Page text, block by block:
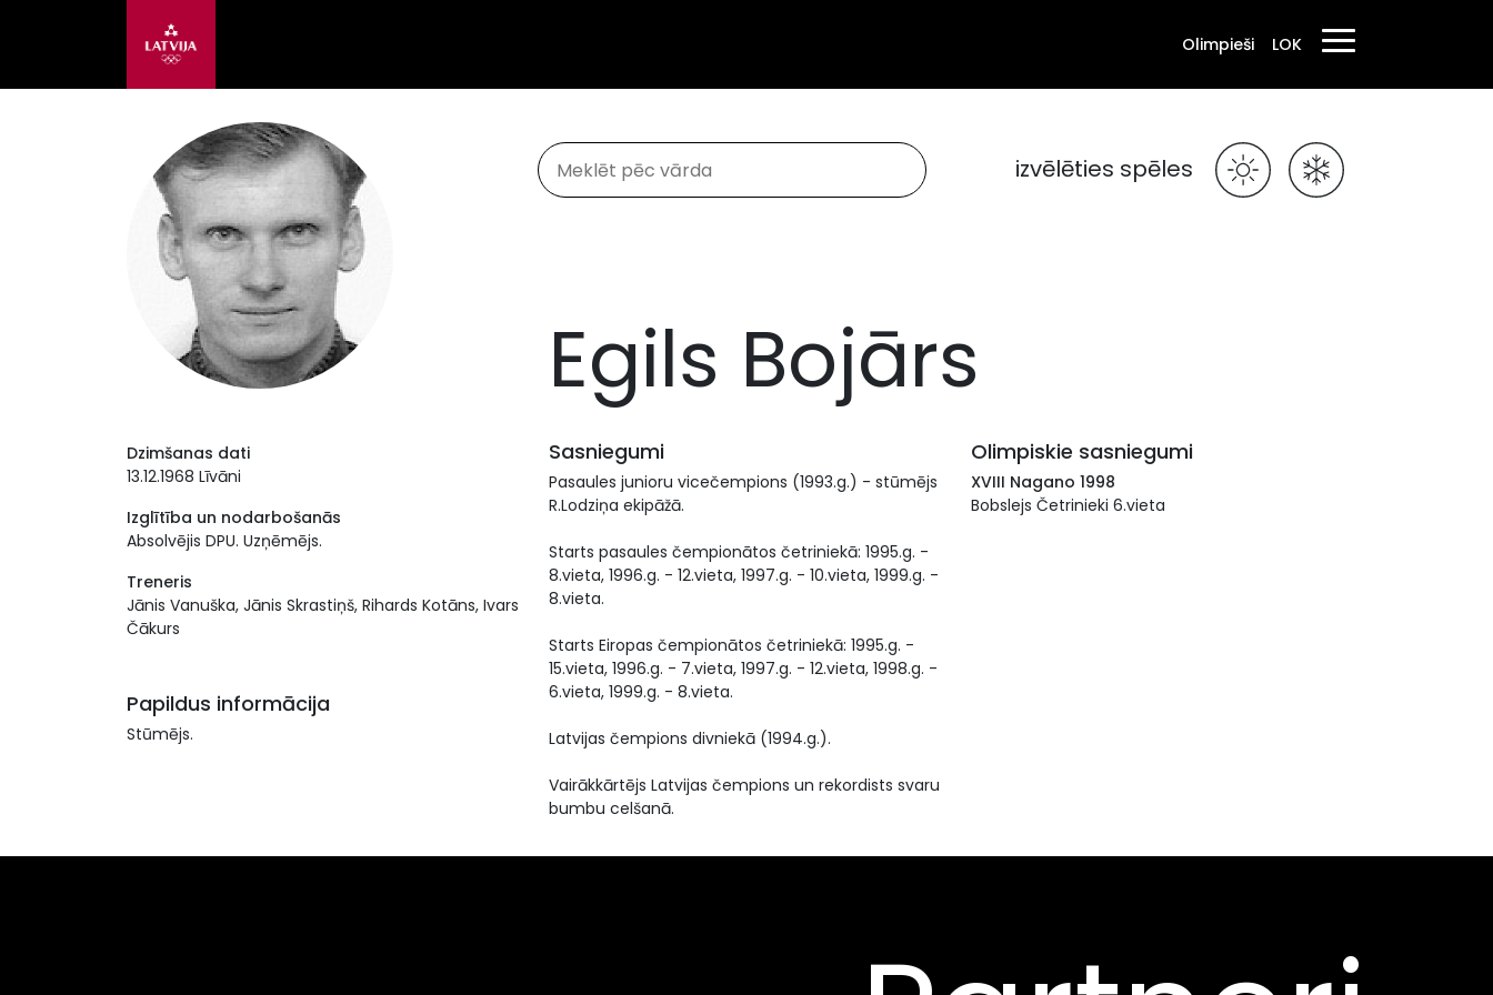
Olimpieši LOK
izvēlēties spēles
Egils Bojārs
Dzimšanas dati
13.12.1968 Līvāni
Izglītība un nodarbošanās
Absolvējis DPU. Uzņēmējs.
Treneris
Jānis Vanuška, Jānis Skrastiņš, Rihards Kotāns, Ivars
Čākurs
Papildus informācija
Stūmējs.
Sasniegumi
Pasaules junioru vicečempions (1993.g.) - stūmējs
R.Lodziņa ekipāžā.
Starts pasaules čempionātos četriniekā: 1995.g. -
8.vieta, 1996.g. - 12.vieta, 1997.g. - 10.vieta, 1999.g. -
8.vieta.
Starts Eiropas čempionātos četriniekā: 1995.g. -
15.vieta, 1996.g. - 7.vieta, 1997.g. - 12.vieta, 1998.g. -
6.vieta, 1999.g. - 8.vieta.
Latvijas čempions divniekā (1994.g.).
Vairākkārtējs Latvijas čempions un rekordists svaru
bumbu celšanā.
Olimpiskie sasniegumi
XVIII Nagano 1998
Bobslejs Četrinieki 6.vieta